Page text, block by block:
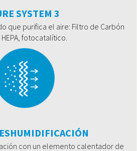
SYSTEM 3
que purifica el aire: Filtro de Carbón
fotocatalítico.
con un elemento calentador de